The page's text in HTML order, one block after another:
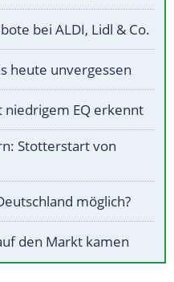
bei ALDI, Lidl & Co.
heute unvergessen
EQ erkennt
Stotterstart von
möglich?
den Markt kamen